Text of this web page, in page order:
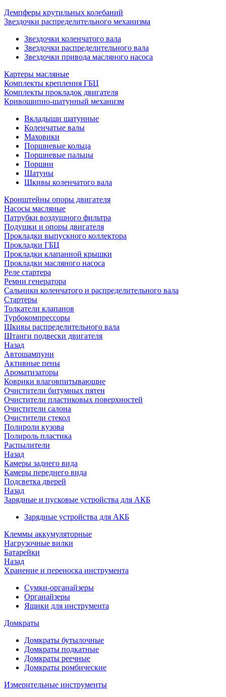
Демпферы крутильных колебаний
Звездочки распределительного механизма
Звездочки коленчатого вала
Звездочки распределительного вала
Звездочки привода масляного насоса
Картеры масляные
Комплекты крепления ГБЦ
Комплекты прокладок двигателя
Кривошипно-шатунный механизм
Вкладыши шатунные
Коленчатые валы
Маховики
Поршневые кольца
Поршневые пальцы
Поршни
Шатуны
Шкивы коленчатого вала
Кронштейны опоры двигателя
Насосы масляные
Патрубки воздушного фильтра
Подушки и опоры двигателя
Прокладки выпускного коллектора
Прокладки ГБЦ
Прокладки клапанной крышки
Прокладки масляного насоса
Реле стартера
Ремни генератора
Сальники коленчатого и распределительного вала
Стартеры
Толкатели клапанов
Турбокомпрессоры
Шкивы распределительного вала
Штанги подвески двигателя
Назад
Автошампуни
Активные пены
Ароматизаторы
Коврики влаговпитывающие
Очистители битумных пятен
Очистители пластиковых поверхностей
Очистители салона
Очистители стекол
Полироли кузова
Полироль пластика
Распылители
Назад
Камеры заднего вида
Камеры переднего вида
Подсветка дверей
Назад
Зарядные и пусковые устройства для АКБ
Зарядные устройства для АКБ
Клеммы аккумуляторные
Нагрузочные вилки
Батарейки
Назад
Хранение и переноска инструмента
Сумки-органайзеры
Органайзеры
Ящики для инструмента
Домкраты
Домкраты бутылочные
Домкраты подкатные
Домкраты реечные
Домкраты ромбические
Измерительные инструменты